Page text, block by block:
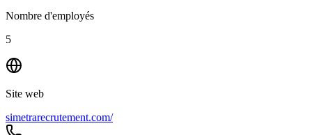
Nombre d'employés
5
Site web
simetrarecrutement.com/